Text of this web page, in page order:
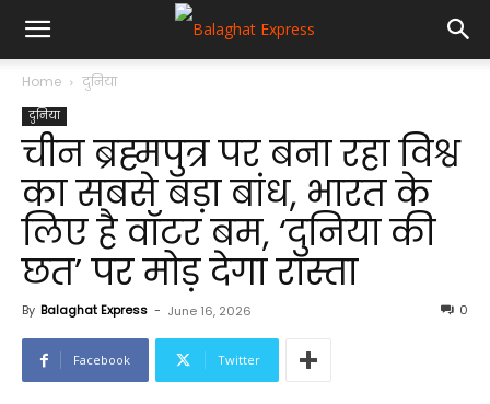
Home दुनिया
दुनिया
चीन ब्रह्मपुत्र पर बना रहा विश्व
का सबसे बड़ा बांध, भारत के
लिए है वॉटर बम, ‘दुनिया की
छत’ पर मोड़ देगा रास्ता
By Balaghat Express - June 16, 2026 0
Facebook Twitter